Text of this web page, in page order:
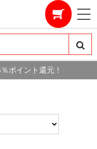
ポイント還元！